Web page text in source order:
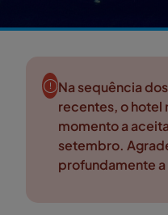
Na sequência
recentes, o hotel
momento a
setembro.
profundamente